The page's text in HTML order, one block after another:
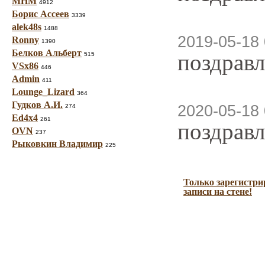
4912
Борис Ассеев 3339
alek48s 1488
Ronny 1390
Белков Альберт 515
VSx86 446
Admin 411
Lounge_Lizard 364
Гудков А.И. 274
Ed4x4 261
OVN 237
Рыковкин Владимир 225
2019-05-18
2020-05-18
Только
записи на стене!